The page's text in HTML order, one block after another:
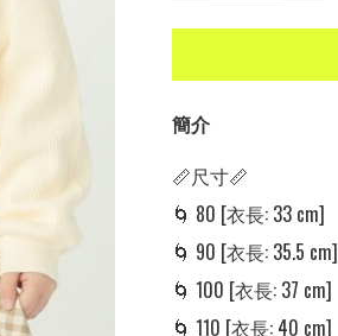
簡介
📏尺寸📏
🌀 80 [衣長: 33 cm]
🌀 90 [衣長: 35.5 cm]
🌀 100 [衣長: 37 cm]
🌀 110 [衣長: 40 cm]